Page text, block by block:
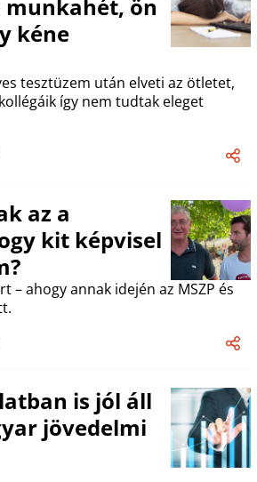
munkahét, ön
kéne
tesztüzem után elveti az ötletet,
így nem tudtak eleget
az a
kit képvisel
– ahogy annak idején az MSZP és
is jól áll
jövedelmi